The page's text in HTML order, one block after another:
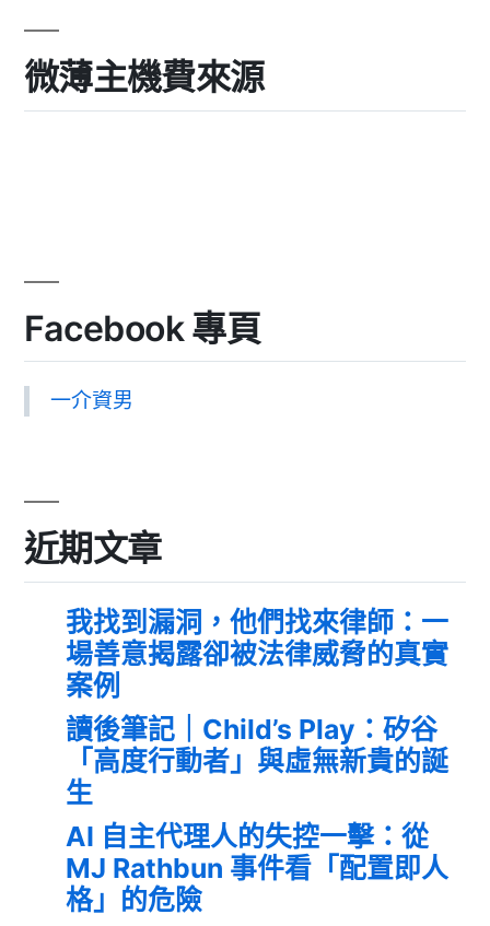
微薄主機費來源
Facebook 專頁
一介資男
近期文章
我找到漏洞，他們找來律師：一
場善意揭露卻被法律威脅的真實
案例
讀後筆記｜Child’s Play：矽谷
「高度行動者」與虛無新貴的誕
生
AI 自主代理人的失控一擊：從
MJ Rathbun 事件看「配置即人
格」的危險